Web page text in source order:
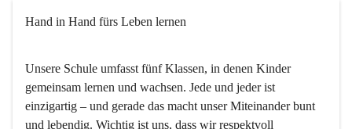
Hand in Hand fürs Leben lernen
Unsere Schule umfasst fünf Klassen, in denen Kinder
gemeinsam lernen und wachsen. Jede und jeder ist
einzigartig – und gerade das macht unser Miteinander bunt
und lebendig. Wichtig ist uns, dass wir respektvoll